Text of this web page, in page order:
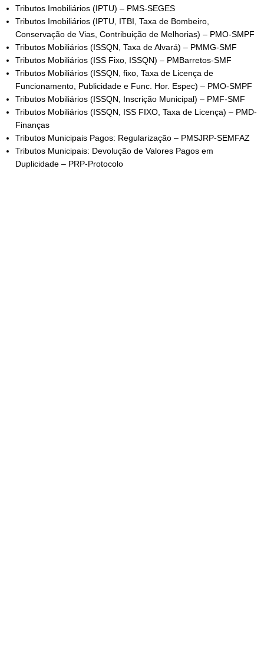
Tributos Imobiliários (IPTU) – PMS-SEGES
Tributos Imobiliários (IPTU, ITBI, Taxa de Bombeiro,
Conservação de Vias, Contribuição de Melhorias) – PMO-SMPF
Tributos Mobiliários (ISSQN, Taxa de Alvará) – PMMG-SMF
Tributos Mobiliários (ISS Fixo, ISSQN) – PMBarretos-SMF
Tributos Mobiliários (ISSQN, fixo, Taxa de Licença de
Funcionamento, Publicidade e Func. Hor. Espec) – PMO-SMPF
Tributos Mobiliários (ISSQN, Inscrição Municipal) – PMF-SMF
Tributos Mobiliários (ISSQN, ISS FIXO, Taxa de Licença) – PMD-
Finanças
Tributos Municipais Pagos: Regularização – PMSJRP-SEMFAZ
Tributos Municipais: Devolução de Valores Pagos em
Duplicidade – PRP-Protocolo